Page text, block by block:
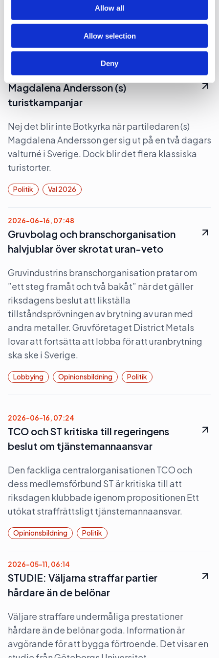
Allow all
Allow selection
Deny
proposition ”Ny politisk inriktning för ett starkare
filmland”, förrän den sågas.
2026-06-22, 06:28
Magdalena Andersson (s)
turistkampanjar
Nej det blir inte Botkyrka när partiledaren (s)
Magdalena Andersson ger sig ut på en två dagars
valturné i Sverige. Dock blir det flera klassiska
turistorter.
Politik Val 2026
2026-06-16, 07:48
Gruvbolag och branschorganisation
halvjublar över skrotat uran-veto
Gruvindustrins branschorganisation pratar om
”ett steg framåt och två bakåt” när det gäller
riksdagens beslut att likställa
tillståndsprövningen av brytning av uran med
andra metaller. Gruvföretaget District Metals
lovar att fortsätta att lobba för att uranbrytning
ska ske i Sverige.
Lobbying Opinionsbildning Politik
2026-06-16, 07:24
TCO och ST kritiska till regeringens
beslut om tjänstemannaansvar
Den fackliga centralorganisationen TCO och
dess medlemsförbund ST är kritiska till att
riksdagen klubbade igenom propositionen Ett
utökat straffrättsligt tjänstemannaansvar.
Opinionsbildning Politik
2026-05-11, 06:14
STUDIE: Väljarna straffar partier
hårdare än de belönar
Väljare straffare undermåliga prestationer
hårdare än de belönar goda. Information är
avgörande för att bygga förtroende. Det visar en